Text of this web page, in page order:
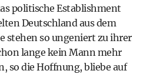
politische Establishment
Deutschland aus dem
stehen so ungeniert zu ihrer
lange kein Mann mehr
so die Hoffnung, bliebe auf